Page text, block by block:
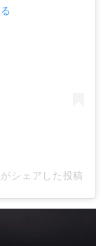
シェアした投稿